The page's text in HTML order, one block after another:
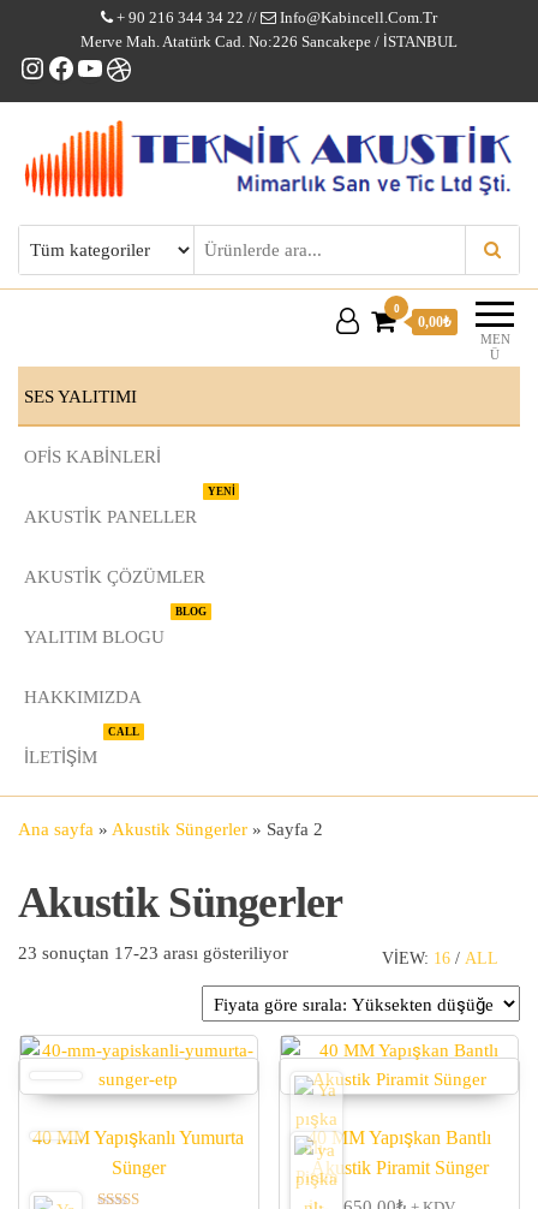
+ 90 216 344 34 22 //
Info@kabincell.com.tr
Merve Mah. Atatürk Cad. No:226 Sancakepe / İSTANBUL
Instagram
Facebook
YouTube
Dribbble
Kabincell Ofis Kabinleri
MEN
Ü
0
0,00₺
SES YALITIMI
OFİS KABİNLERİ
AKUSTİK PANELLER
YENİ
AKUSTIK ÇÖZÜMLER
YALITIM BLOGU
BLOG
HAKKIMIZDA
İLETIŞIM
CALL
Ana sayfa » Akustik Süngerler » Sayfa 2
Akustik Süngerler
VIEW: 16 / ALL
23 sonuçtan 17-23 arası gösteriliyorFiyata göre sıralandı: yüksekten
40 MM Yapışkanlı Yumurta
Sünger
40 MM Yapışkan Bantlı
Akustik Piramit Sünger